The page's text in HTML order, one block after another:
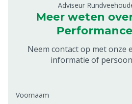
Adviseur
Meer weten
Neem contact op met onze
informatie of
Voornaam